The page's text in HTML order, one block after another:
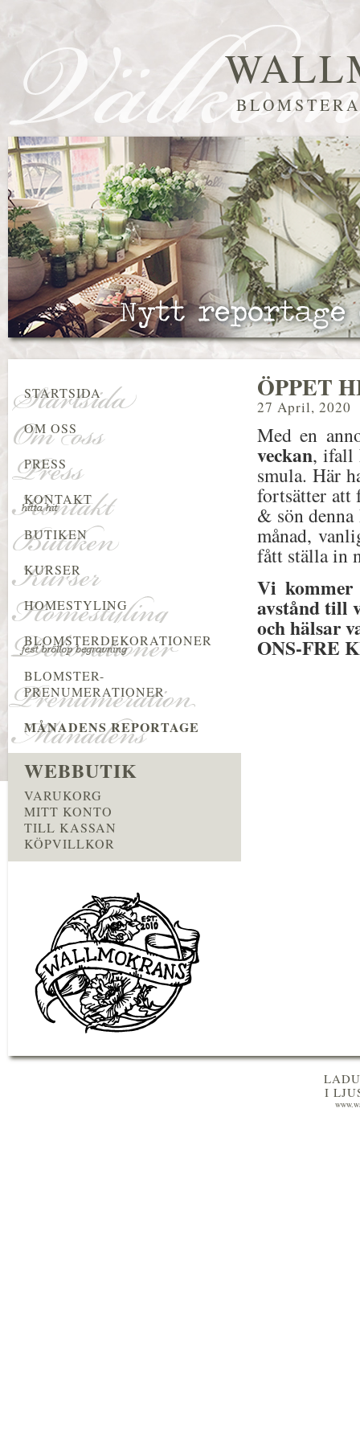
ÖPPET
27 April, 2020
Med en
veckan, ifall
smula. Här
fortsätter att
& sön
månad,
fått ställa in
Vi
avstånd till
och hälsar
ONS-FRE
STARTSIDA
OM OSS
PRESS
KONTAKT
BUTIKEN
KURSER
HOMESTYLING
BLOMSTERDEKORATIONER
BLOMSTER-
PRENUMERATIONER
MÅNADENS REPORTAGE
WEBBUTIK
VARUKORG
MITT KONTO
TILL KASSAN
KÖPVILLKOR
I